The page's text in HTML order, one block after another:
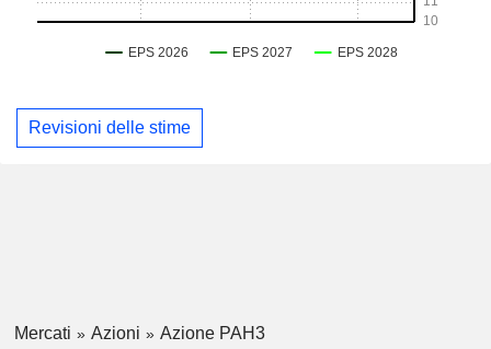
Revisioni delle stime
Mercati Azioni Azione PAH3